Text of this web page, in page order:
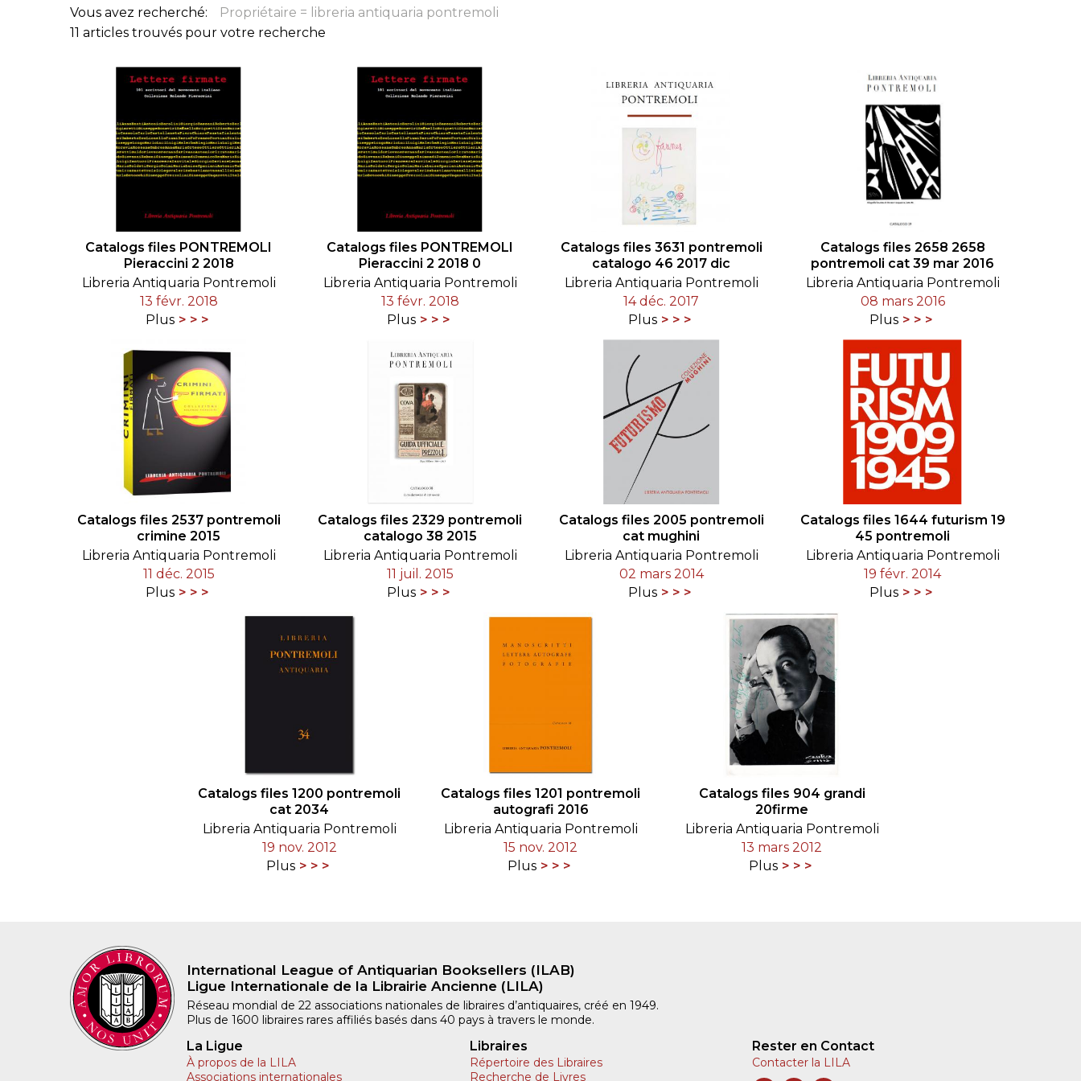
CONGRÈS & RÉUNIONS DE LA LILA
CODE ES US ET COUTUMES DE LA LILA
L'HISTOIRE DE LA LILA
ÉDUCATION & MENTORAT
VIDEOS AND RESSOURCES
COMITÉ DE LA LILA
CONTACT
RECHERCHE DE LIVRES
ARCHIVES DU PRIX
BRESLAUER
Vous avez recherché:
Propriétaire = libreria antiquaria pontremoli
11 articles trouvés pour votre recherche
Catalogs files PONTREMOLI
Pieraccini 2 2018
Libreria Antiquaria Pontremoli
13 févr. 2018
Plus
Catalogs files PONTREMOLI
Pieraccini 2 2018 0
Libreria Antiquaria Pontremoli
13 févr. 2018
Plus
Catalogs files 3631 pontremoli
catalogo 46 2017 dic
Libreria Antiquaria Pontremoli
14 déc. 2017
Plus
Catalogs files 2658 2658
pontremoli cat 39 mar 2016
Libreria Antiquaria Pontremoli
08 mars 2016
Plus
Catalogs files 2537 pontremoli
crimine 2015
Libreria Antiquaria Pontremoli
11 déc. 2015
Plus
Catalogs files 2329 pontremoli
catalogo 38 2015
Libreria Antiquaria Pontremoli
11 juil. 2015
Plus
Catalogs files 2005 pontremoli
cat mughini
Libreria Antiquaria Pontremoli
02 mars 2014
Plus
Catalogs files 1644 futurism 19
45 pontremoli
Libreria Antiquaria Pontremoli
19 févr. 2014
Plus
Catalogs files 1200 pontremoli
cat 2034
Libreria Antiquaria Pontremoli
19 nov. 2012
Plus
Catalogs files 1201 pontremoli
autografi 2016
Libreria Antiquaria Pontremoli
15 nov. 2012
Plus
Catalogs files 904 grandi
20firme
Libreria Antiquaria Pontremoli
13 mars 2012
Plus
International League of Antiquarian Booksellers (ILAB)
Ligue Internationale de la Librairie Ancienne (LILA)
Réseau mondial de 22 associations nationales de libraires d’antiquaires, créé en 1949.
Plus de 1600 libraires rares affiliés basés dans 40 pays à travers le monde.
La Ligue
À propos de la LILA
Associations internationales
Libraires
Répertoire des Libraires
Recherche de Livres
Rester en Contact
Contacter la LILA